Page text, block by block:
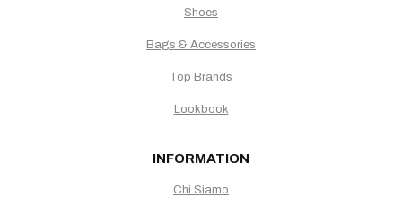
Shoes
Bags & Accessories
Top Brands
Lookbook
INFORMATION
Chi Siamo